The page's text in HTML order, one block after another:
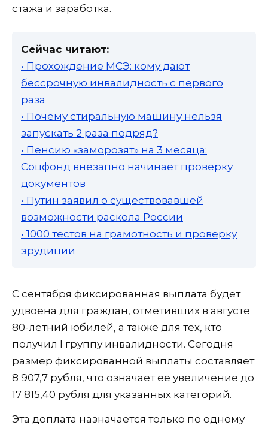
стажа и заработка.
Сейчас читают:
• Прохождение МСЭ: кому дают
бессрочную инвалидность с первого
раза
• Почему стиральную машину нельзя
запускать 2 раза подряд?
• Пенсию «заморозят» на 3 месяца:
Соцфонд внезапно начинает проверку
документов
• Путин заявил о существовавшей
возможности раскола России
• 1000 тестов на грамотность и проверку
эрудиции
С сентября фиксированная выплата будет
удвоена для граждан, отметивших в августе
80-летний юбилей, а также для тех, кто
получил I группу инвалидности. Сегодня
размер фиксированной выплаты составляет
8 907,7 рубля, что означает ее увеличение до
17 815,40 рубля для указанных категорий.
Эта доплата назначается только по одному